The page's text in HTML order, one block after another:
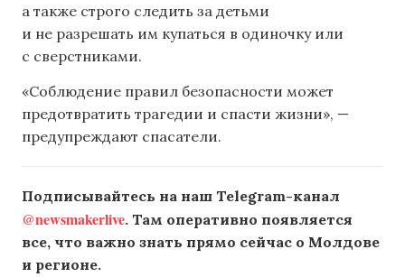
а также строго следить за детьми
и не разрешать им купаться в одиночку или
с сверстниками.
«Соблюдение правил безопасности может
предотвратить трагедии и спасти жизни», —
предупреждают спасатели.
Подписывайтесь на наш Telegram-канал
@newsmakerlive. Там оперативно появляется
все, что важно знать прямо сейчас о Молдове
и регионе.